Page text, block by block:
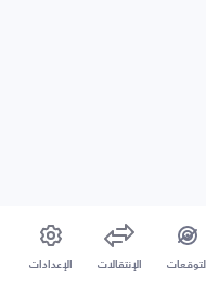
التوقعات الإنتقالات الإعدادات